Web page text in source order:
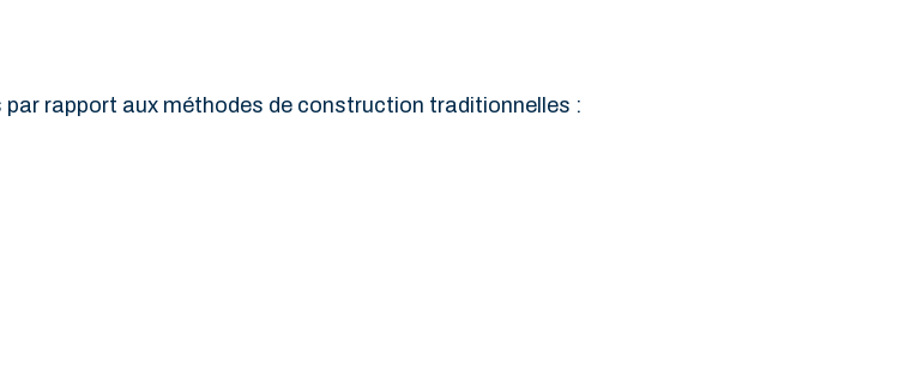
rapport aux méthodes de construction traditionnelles :